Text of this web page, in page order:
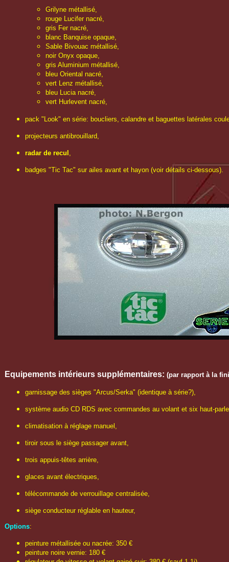
Grilyne métallisé,
rouge Lucifer nacré,
gris Fer nacré,
blanc Banquise opaque,
Sable Bivouac métallisé,
noir Onyx opaque,
gris Aluminium métallisé,
bleu Oriental nacré,
vert Lenz métallisé,
bleu Lucia nacré,
vert Hurlevent nacré,
pack "Look" en série: boucliers, calandre et baguettes latérales
projecteurs antibrouillard,
radar de recul ,
badges "Tic Tac" sur ailes avant et hayon (voir détails ci-dessous).
Equipements intérieurs supplémentaires: (par rapport à la
garnissage des sièges "Arcus/Serka" (identique à série?),
système audio CD RDS avec commandes au volant et six haut-
climatisation à réglage manuel,
tiroir sous le siège passager avant,
trois appuis-têtes arrière,
glaces avant électriques,
télécommande de verrouillage centralisée,
siège conducteur réglable en hauteur,
Options:
peinture métallisée ou nacrée: 350 €
peinture noire vernie: 180 €